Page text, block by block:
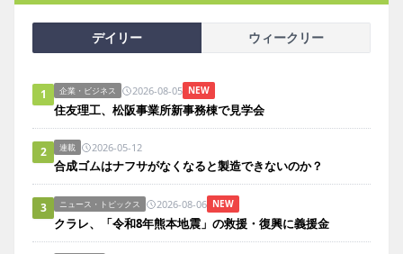
デイリー ウィークリー
1 企業・ビジネス 2026-08-05 NEW
住友理工、松阪事業所新事務棟で見学会
2 連載 2026-05-12
合成ゴムはナフサがなくなると製造できないのか？
3 ニュース・トピックス 2026-08-06 NEW
クラレ、「令和8年熊本地震」の救援・復興に義援金